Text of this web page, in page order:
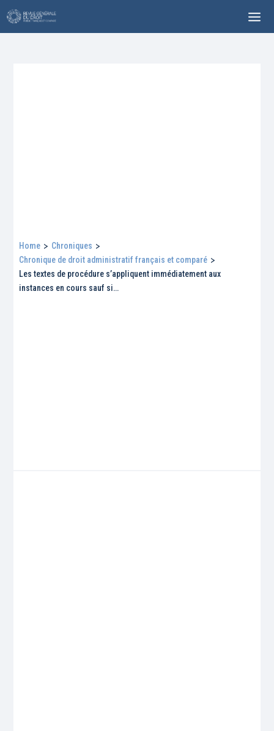
Home > Chroniques >
Chronique de droit administratif français et comparé >
Les textes de procédure s’appliquent immédiatement aux
instances en cours sauf si…